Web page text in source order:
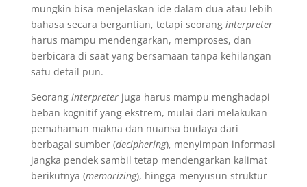
mungkin bisa menjelaskan ide dalam dua atau lebih
bahasa secara bergantian, tetapi seorang interpreter
harus mampu mendengarkan, memproses, dan
berbicara di saat yang bersamaan tanpa kehilangan
satu detail pun.
Seorang interpreterjuga harus mampu menghadapi
beban kognitif yang ekstrem, mulai dari melakukan
pemahaman makna dan nuansa budaya dari
berbagai sumber (deciphering), menyimpan informasi
jangka pendek sambil tetap mendengarkan kalimat
berikutnya (memorizing), hingga menyusun struktur